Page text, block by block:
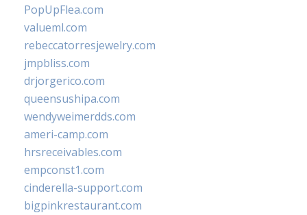
PopUpFlea.com
valueml.com
rebeccatorresjewelry.com
jmpbliss.com
drjorgerico.com
queensushipa.com
wendyweimerdds.com
ameri-camp.com
hrsreceivables.com
empconst1.com
cinderella-support.com
bigpinkrestaurant.com